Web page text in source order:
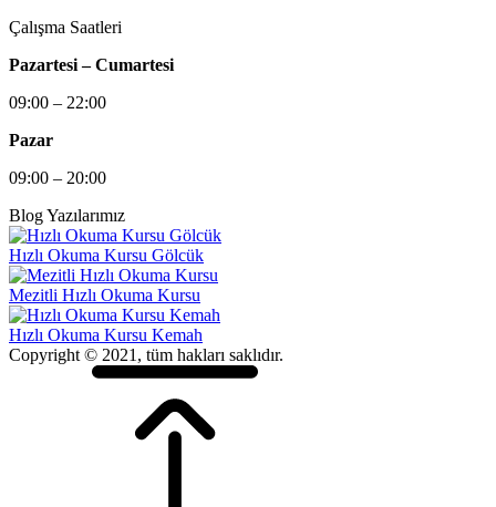
Çalışma Saatleri
Pazartesi – Cumartesi
09:00 – 22:00
Pazar
09:00 – 20:00
Blog Yazılarımız
Hızlı Okuma Kursu Gölcük
Mezitli Hızlı Okuma Kursu
Hızlı Okuma Kursu Kemah
Copyright © 2021, tüm hakları saklıdır.